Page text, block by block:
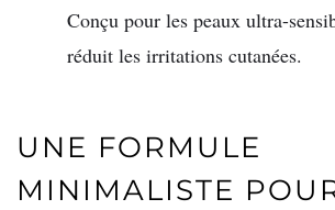
Conçu pour les peaux ultra-
réduit les irritations cutanées.
UNE FORMULE
MINIMALISTE